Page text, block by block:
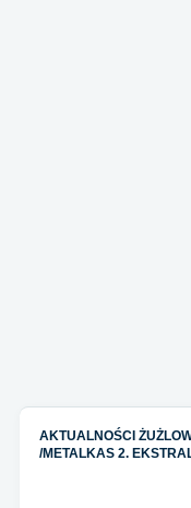
AKTUALNOŚCI
/METALKAS 2.